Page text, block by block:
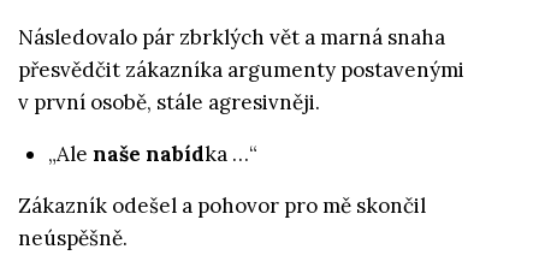
Následovalo pár zbrklých vět a marná snaha
přesvědčit zákazníka argumenty postavenými
v první osobě, stále agresivněji.
„Ale naše nabídka …“
Zákazník odešel a pohovor pro mě skončil
neúspěšně.